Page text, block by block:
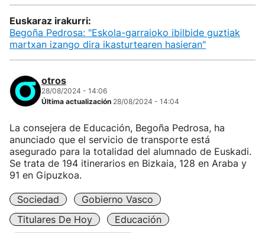
Euskaraz irakurri:
Begoña Pedrosa: "Eskola-garraioko ibilbide guztiak
martxan izango dira ikasturtearen hasieran"
otros
28/08/2024 - 14:06
Última actualización 28/08/2024 - 14:04
La consejera de Educación, Begoña Pedrosa, ha
anunciado que el servicio de transporte está
asegurado para la totalidad del alumnado de Euskadi.
Se trata de 194 itinerarios en Bizkaia, 128 en Araba y
91 en Gipuzkoa.
Sociedad
Gobierno Vasco
Titulares De Hoy
Educación